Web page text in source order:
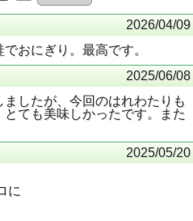
2026/04/09
おにぎり。最高です。
2025/06/08
したが、今回のはれわたりも
ても美味しかったです。また
2025/05/20
に